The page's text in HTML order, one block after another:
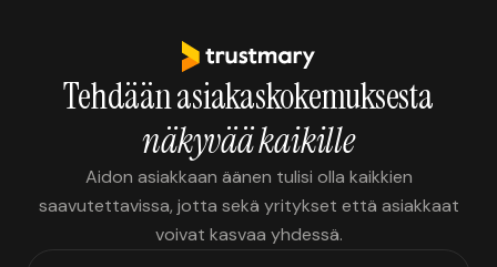
Tehdään asiakaskokemuksesta
näkyvää kaikille
Aidon asiakkaan äänen tulisi olla kaikkien
saavutettavissa, jotta sekä yritykset että asiakkaat
voivat kasvaa yhdessä.